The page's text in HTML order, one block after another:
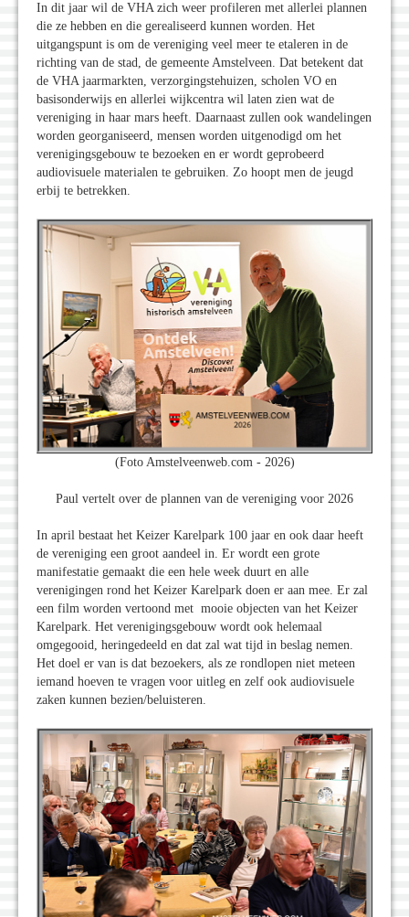
In dit jaar wil de VHA zich weer profileren met allerlei plannen
die ze hebben en die gerealiseerd kunnen worden. Het
uitgangspunt is om de vereniging veel meer te etaleren in de
richting van de stad, de gemeente Amstelveen. Dat betekent dat
de VHA jaarmarkten, verzorgingstehuizen, scholen VO en
basisonderwijs en allerlei wijkcentra wil laten zien wat de
vereniging in haar mars heeft. Daarnaast zullen ook wandelingen
worden georganiseerd, mensen worden uitgenodigd om het
verenigingsgebouw te bezoeken en er wordt geprobeerd
audiovisuele materialen te gebruiken. Zo hoopt men de jeugd
erbij te betrekken.
(Foto Amstelveenweb.com - 2026)
Paul vertelt over de plannen van de vereniging voor 2026
In april bestaat het Keizer Karelpark 100 jaar en ook daar heeft
de vereniging een groot aandeel in. Er wordt een grote
manifestatie gemaakt die een hele week duurt en alle
verenigingen rond het Keizer Karelpark doen er aan mee. Er zal
een film worden vertoond met mooie objecten van het Keizer
Karelpark. Het verenigingsgebouw wordt ook helemaal
omgegooid, heringedeeld en dat zal wat tijd in beslag nemen.
Het doel er van is dat bezoekers, als ze rondlopen niet meteen
iemand hoeven te vragen voor uitleg en zelf ook audiovisuele
zaken kunnen bezien/beluisteren.